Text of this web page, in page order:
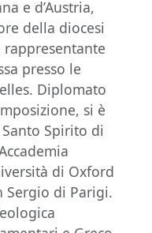
e d’Austria,
della diocesi
rappresentante
presso le
Diplomato
si è
Spirito di
di Oxford
Sergio di Parigi.